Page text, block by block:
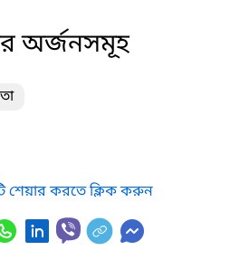
অর্জনসমূহ
শেয়ার করতে ক্লিক করুন